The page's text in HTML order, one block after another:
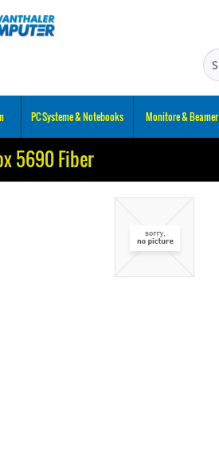
PC Systeme & Notebooks Monitore & Beamer
5690 Fiber